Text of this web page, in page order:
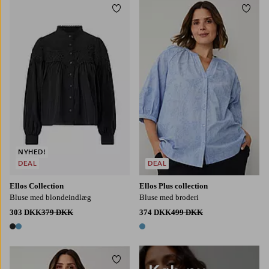
Ellos Collection
Bluse med blondeindlæg
303 DKK379 DKK
2 farver
NYHED!
DEAL
Tilføj til favoritter
Ellos Plus collection
Bluse med broderi
374 DKK499 DKK
1 farve
DEAL
3XL4XL
Tilføj til favoritter